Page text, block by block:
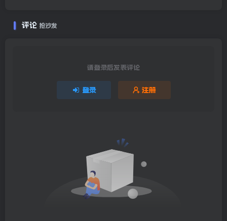
评论 抢沙发
请登录后发表评论
登录 注册